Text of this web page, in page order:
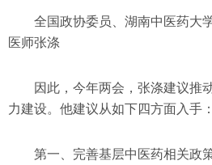
全国政协委员、湖南中医药大
医师张涤
因此，今年两会，张涤建议推
力建设。他建议从如下四方面入手：
第一、完善基层中医药相关政